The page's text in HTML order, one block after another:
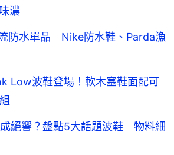
濃
防水單品 Nike防水鞋、Parda漁
Low波鞋登場！軟木塞鞋面配可
絕響？盤點5大話題波鞋 物料細